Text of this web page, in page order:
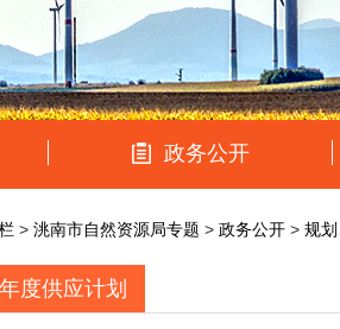
政务公开
> 洮南市自然资源局专题 > 政务公开 > 规
度供应计划